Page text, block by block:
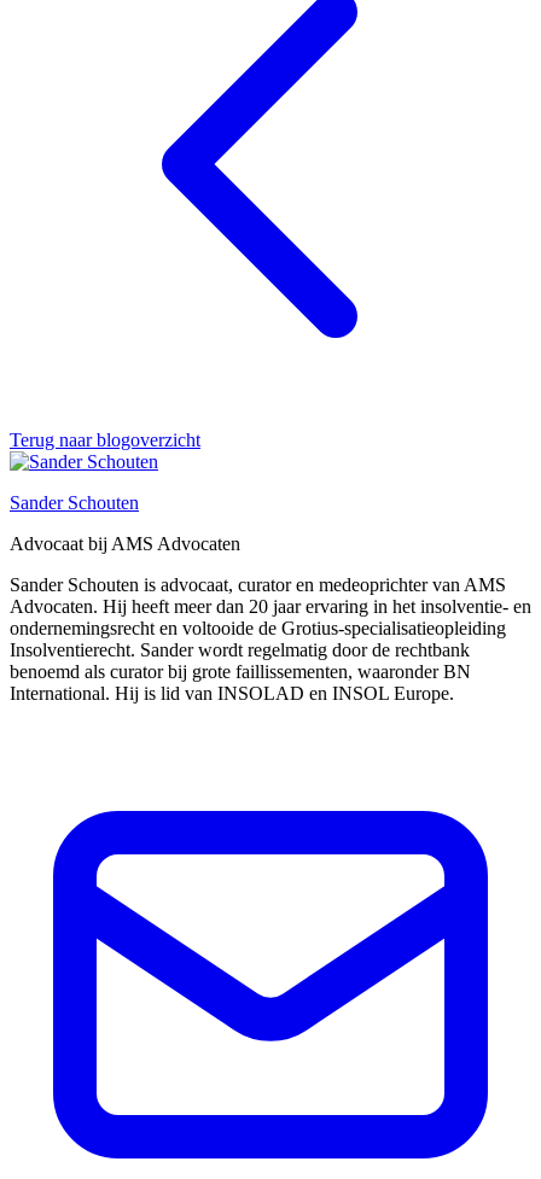
Terug naar blogoverzicht
Sander Schouten
Advocaat bij AMS Advocaten
Sander Schouten is advocaat, curator en medeoprichter van AMS
Advocaten. Hij heeft meer dan 20 jaar ervaring in het insolventie- en
ondernemingsrecht en voltooide de Grotius-specialisatieopleiding
Insolventierecht. Sander wordt regelmatig door de rechtbank
benoemd als curator bij grote faillissementen, waaronder BN
International. Hij is lid van INSOLAD en INSOL Europe.